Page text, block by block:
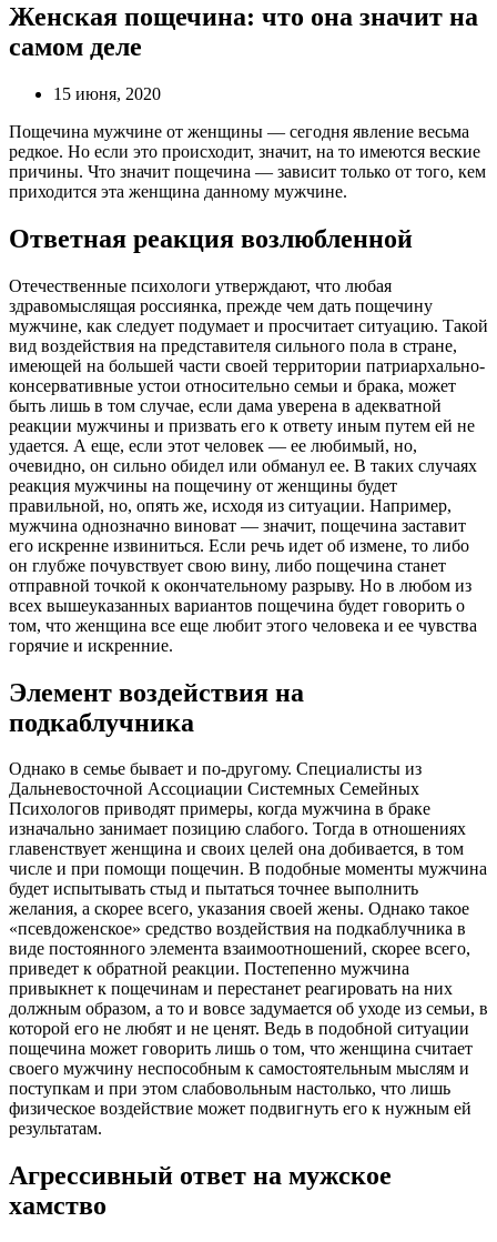
Женская пощечина: что она значит на
самом деле
15 июня, 2020
Пощечина мужчине от женщины — сегодня явление весьма
редкое. Но если это происходит, значит, на то имеются веские
причины. Что значит пощечина — зависит только от того, кем
приходится эта женщина данному мужчине.
Ответная реакция возлюбленной
Отечественные психологи утверждают, что любая
здравомыслящая россиянка, прежде чем дать пощечину
мужчине, как следует подумает и просчитает ситуацию. Такой
вид воздействия на представителя сильного пола в стране,
имеющей на большей части своей территории патриархально-
консервативные устои относительно семьи и брака, может
быть лишь в том случае, если дама уверена в адекватной
реакции мужчины и призвать его к ответу иным путем ей не
удается. А еще, если этот человек — ее любимый, но,
очевидно, он сильно обидел или обманул ее. В таких случаях
реакция мужчины на пощечину от женщины будет
правильной, но, опять же, исходя из ситуации. Например,
мужчина однозначно виноват — значит, пощечина заставит
его искренне извиниться. Если речь идет об измене, то либо
он глубже почувствует свою вину, либо пощечина станет
отправной точкой к окончательному разрыву. Но в любом из
всех вышеуказанных вариантов пощечина будет говорить о
том, что женщина все еще любит этого человека и ее чувства
горячие и искренние.
Элемент воздействия на
подкаблучника
Однако в семье бывает и по-другому. Специалисты из
Дальневосточной Ассоциации Системных Семейных
Психологов приводят примеры, когда мужчина в браке
изначально занимает позицию слабого. Тогда в отношениях
главенствует женщина и своих целей она добивается, в том
числе и при помощи пощечин. В подобные моменты мужчина
будет испытывать стыд и пытаться точнее выполнить
желания, а скорее всего, указания своей жены. Однако такое
«псевдоженское» средство воздействия на подкаблучника в
виде постоянного элемента взаимоотношений, скорее всего,
приведет к обратной реакции. Постепенно мужчина
привыкнет к пощечинам и перестанет реагировать на них
должным образом, а то и вовсе задумается об уходе из семьи, в
которой его не любят и не ценят. Ведь в подобной ситуации
пощечина может говорить лишь о том, что женщина считает
своего мужчину неспособным к самостоятельным мыслям и
поступкам и при этом слабовольным настолько, что лишь
физическое воздействие может подвигнуть его к нужным ей
результатам.
Агрессивный ответ на мужское
хамство